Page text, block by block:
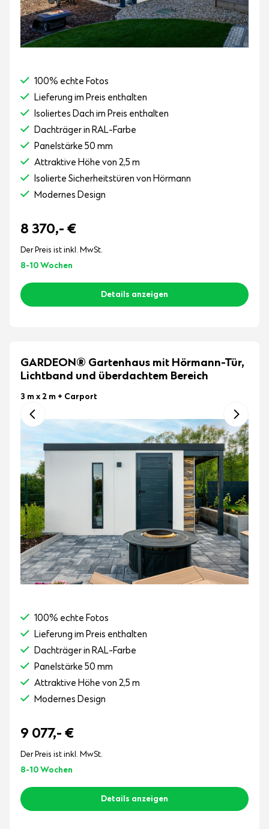
100% echte Fotos
Lieferung im Preis enthalten
Isoliertes Dach im Preis enthalten
Dachträger in RAL-Farbe
Panelstärke 50 mm
Attraktive Höhe von 2,5 m
Isolierte Sicherheitstüren von Hörmann
Modernes Design
8 370,- €
Der Preis ist inkl. MwSt.
8-10 Wochen
Details anzeigen
GARDEON® Gartenhaus mit Hörmann-Tür,
Lichtband und überdachtem Bereich
3 m x 2 m + Carport
100% echte Fotos
Lieferung im Preis enthalten
Dachträger in RAL-Farbe
Panelstärke 50 mm
Attraktive Höhe von 2,5 m
Modernes Design
9 077,- €
Der Preis ist inkl. MwSt.
8-10 Wochen
Details anzeigen